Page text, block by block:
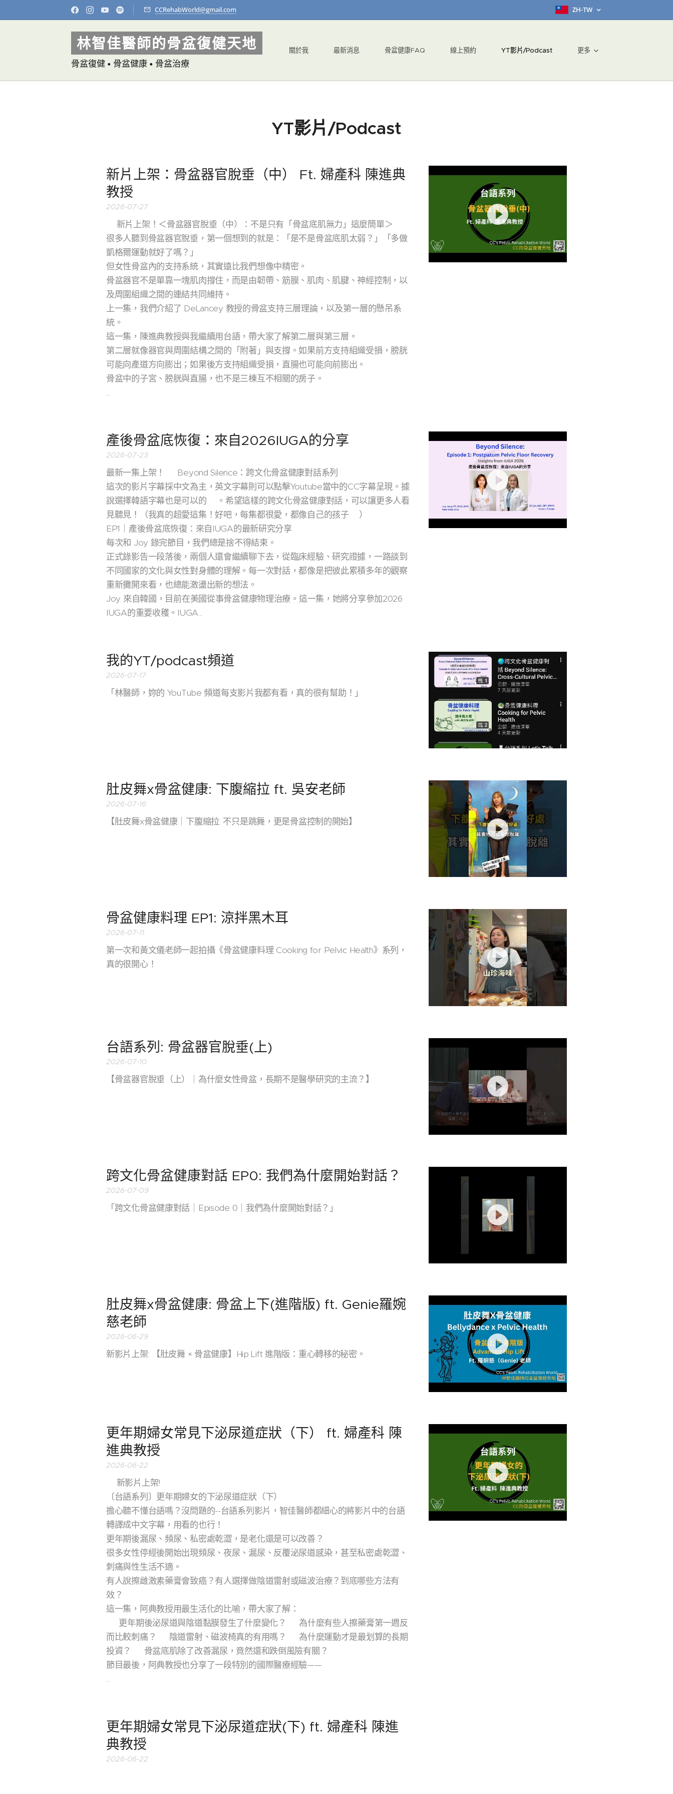
CCRehabWorld@gmail.com ZH-TW
林智佳醫師的骨盆復健天地
骨盆復健 • 骨盆健康 • 骨盆治療
關於我 最新消息 骨盆健康FAQ 線上預約 YT影片/Podcast 更多
YT影片/Podcast
新片上架：骨盆器官脫垂（中） Ft. 婦產科 陳進典
教授
2026-07-27
📽新片上架！＜骨盆器官脫垂（中）：不是只有「骨盆底肌無力」這麼簡單＞
很多人聽到骨盆器官脫垂，第一個想到的就是：「是不是骨盆底肌太弱？」「多做
凱格爾運動就好了嗎？」
但女性骨盆內的支持系統，其實遠比我們想像中精密。
骨盆器官不是單靠一塊肌肉撐住，而是由韌帶、筋膜、肌肉、肌腱、神經控制，以
及周圍組織之間的連結共同維持。
上一集，我們介紹了 DeLancey 教授的骨盆支持三層理論，以及第一層的懸吊系
統。
這一集，陳進典教授與我繼續用台語，帶大家了解第二層與第三層。
第二層就像器官與周圍結構之間的「附著」與支撐。如果前方支持組織受損，膀胱
可能向產道方向膨出；如果後方支持組織受損，直腸也可能向前膨出。
骨盆中的子宮、膀胱與直腸，也不是三棟互不相關的房子。
...
產後骨盆底恢復：來自2026IUGA的分享
2026-07-23
最新一集上架！🎙️ Beyond Silence：跨文化骨盆健康對話系列
這次的影片字幕採中文為主，英文字幕則可以點擊Youtube當中的CC字幕呈現。據
說選擇韓語字幕也是可以的👍。希望這樣的跨文化骨盆健康對話，可以讓更多人看
見聽見！（我真的超愛這集！好吧，每集都很愛，都像自己的孩子🥰）
EP1｜產後骨盆底恢復：來自IUGA的最新研究分享
每次和 Joy 錄完節目，我們總是捨不得結束。
正式錄影告一段落後，兩個人還會繼續聊下去，從臨床經驗、研究證據，一路談到
不同國家的文化與女性對身體的理解。每一次對話，都像是把彼此累積多年的觀察
重新攤開來看，也總能激盪出新的想法。
Joy 來自韓國，目前在美國從事骨盆健康物理治療。這一集，她將分享參加2026
IUGA的重要收穫。IUGA...
我的YT/podcast頻道
2026-07-17
「林醫師，妳的 YouTube 頻道每支影片我都有看，真的很有幫助！」
肚皮舞x骨盆健康: 下腹縮拉 ft. 吳安老師
2026-07-16
【肚皮舞x骨盆健康｜下腹縮拉: 不只是跳舞，更是骨盆控制的開始】
骨盆健康料理 EP1: 涼拌黑木耳
2026-07-11
第一次和黃文儀老師一起拍攝《骨盆健康料理 Cooking for Pelvic Health》系列，
真的很開心！
台語系列: 骨盆器官脫垂(上)
2026-07-10
【骨盆器官脫垂（上）｜為什麼女性骨盆，長期不是醫學研究的主流？】
跨文化骨盆健康對話 EP0: 我們為什麼開始對話？
2026-07-09
「跨文化骨盆健康對話｜Episode 0｜我們為什麼開始對話？」
肚皮舞x骨盆健康: 骨盆上下(進階版) ft. Genie羅婉
慈老師
2026-06-29
新影片上架: 【肚皮舞 × 骨盆健康】Hip Lift 進階版：重心轉移的秘密。
更年期婦女常見下泌尿道症狀（下） ft. 婦產科 陳
進典教授
2026-06-22
🎬新影片上架!
〔台語系列〕更年期婦女的下泌尿道症狀（下）
擔心聽不懂台語嗎？沒問題的--台語系列影片，智佳醫師都細心的將影片中的台語
轉譯成中文字幕，用看的也行！
更年期後漏尿、頻尿、私密處乾澀，是老化還是可以改善？
很多女性停經後開始出現頻尿、夜尿、漏尿、反覆泌尿道感染，甚至私密處乾澀、
刺痛與性生活不適。
有人說擦雌激素藥膏會致癌？有人選擇做陰道雷射或磁波治療？到底哪些方法有
效？
這一集，阿典教授用最生活化的比喻，帶大家了解：
✅ 更年期後泌尿道與陰道黏膜發生了什麼變化？✅ 為什麼有些人擦藥膏第一週反
而比較刺痛？✅ 陰道雷射、磁波椅真的有用嗎？✅ 為什麼運動才是最划算的長期
投資？✅ 骨盆底肌除了改善漏尿，竟然還和跌倒風險有關？
節目最後，阿典教授也分享了一段特別的國際醫療經驗——
...
更年期婦女常見下泌尿道症狀(下) ft. 婦產科 陳進
典教授
2026-06-22